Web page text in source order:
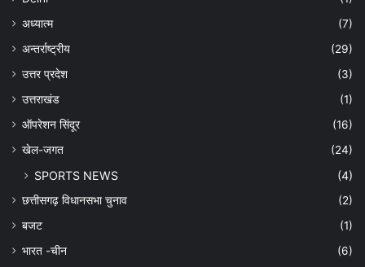
अध्यात्म
(7)
अन्तर्राष्ट्रीय
(29)
उत्तर प्रदेश
(3)
उत्तराखंड
(1)
ऑपरेशन सिंदूर
(16)
खेल-जगत
(24)
SPORTS NEWS (4)
छत्तीसगढ़ विधानसभा चुनाव
(2)
बजट
(1)
भारत -चीन
(6)